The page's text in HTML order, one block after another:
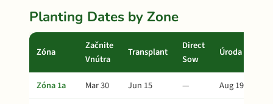
Planting Dates by Zone
Zóna
Začnite
Vnútra
Transplant
Direct
Sow
Úroda
Zóna 1a Mar 30 Jun 15 —
Aug 19